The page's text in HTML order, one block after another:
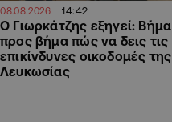
08.08.2026 14:42
Ο Γιωρκάτζης εξηγεί: Βήμα
προς βήμα πώς να δεις τις
επικίνδυνες οικοδομές της
Λευκωσίας